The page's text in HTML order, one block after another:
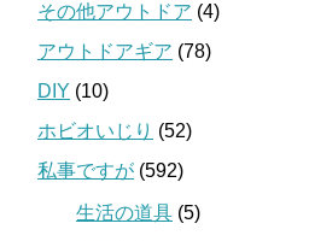
その他アウトドア (4)
アウトドアギア (78)
DIY (10)
ホビオいじり (52)
私事ですが (592)
生活の道具 (5)